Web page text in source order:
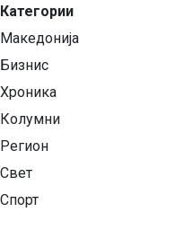
Категории
Македонија
Бизнис
Хроника
Колумни
Регион
Свет
Спорт